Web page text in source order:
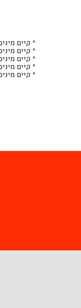
* קיים מינימום של 50% מהמשחקים
* קיים מינימום של 4 זריקות בממוצע למשחק לכניסה
* קיים מינימום של 2 זריקות בממוצע למשחק לכניסה
* קיים מינימום של 3 זריקות בממוצע למשחק לכניסה
* קיים מינימום של אסיסט 1 בממוצע